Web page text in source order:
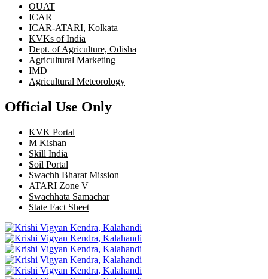
OUAT
ICAR
ICAR-ATARI, Kolkata
KVKs of India
Dept. of Agriculture, Odisha
Agricultural Marketing
IMD
Agricultural Meteorology
Official Use Only
KVK Portal
M Kishan
Skill India
Soil Portal
Swachh Bharat Mission
ATARI Zone V
Swachhata Samachar
State Fact Sheet